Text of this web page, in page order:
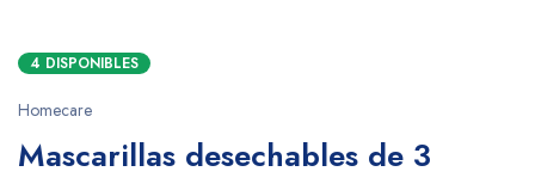
4 DISPONIBLES
Homecare
Mascarillas desechables de 3